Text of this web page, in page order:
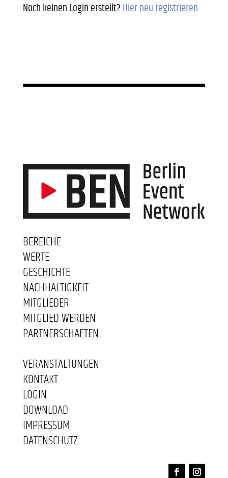
Noch keinen Login erstellt?Hier neu registrieren
BEREICHE
WERTE
GESCHICHTE
NACHHALTIGKEIT
MITGLIEDER
MITGLIED WERDEN
PARTNERSCHAFTEN
VERANSTALTUNGEN
KONTAKT
LOGIN
DOWNLOAD
IMPRESSUM
DATENSCHUTZ